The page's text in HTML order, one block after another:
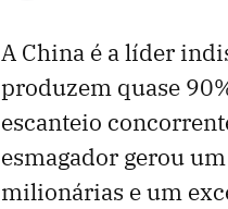
A China é a líder
produzem quase
escanteio
esmagador gerou
milionárias e um